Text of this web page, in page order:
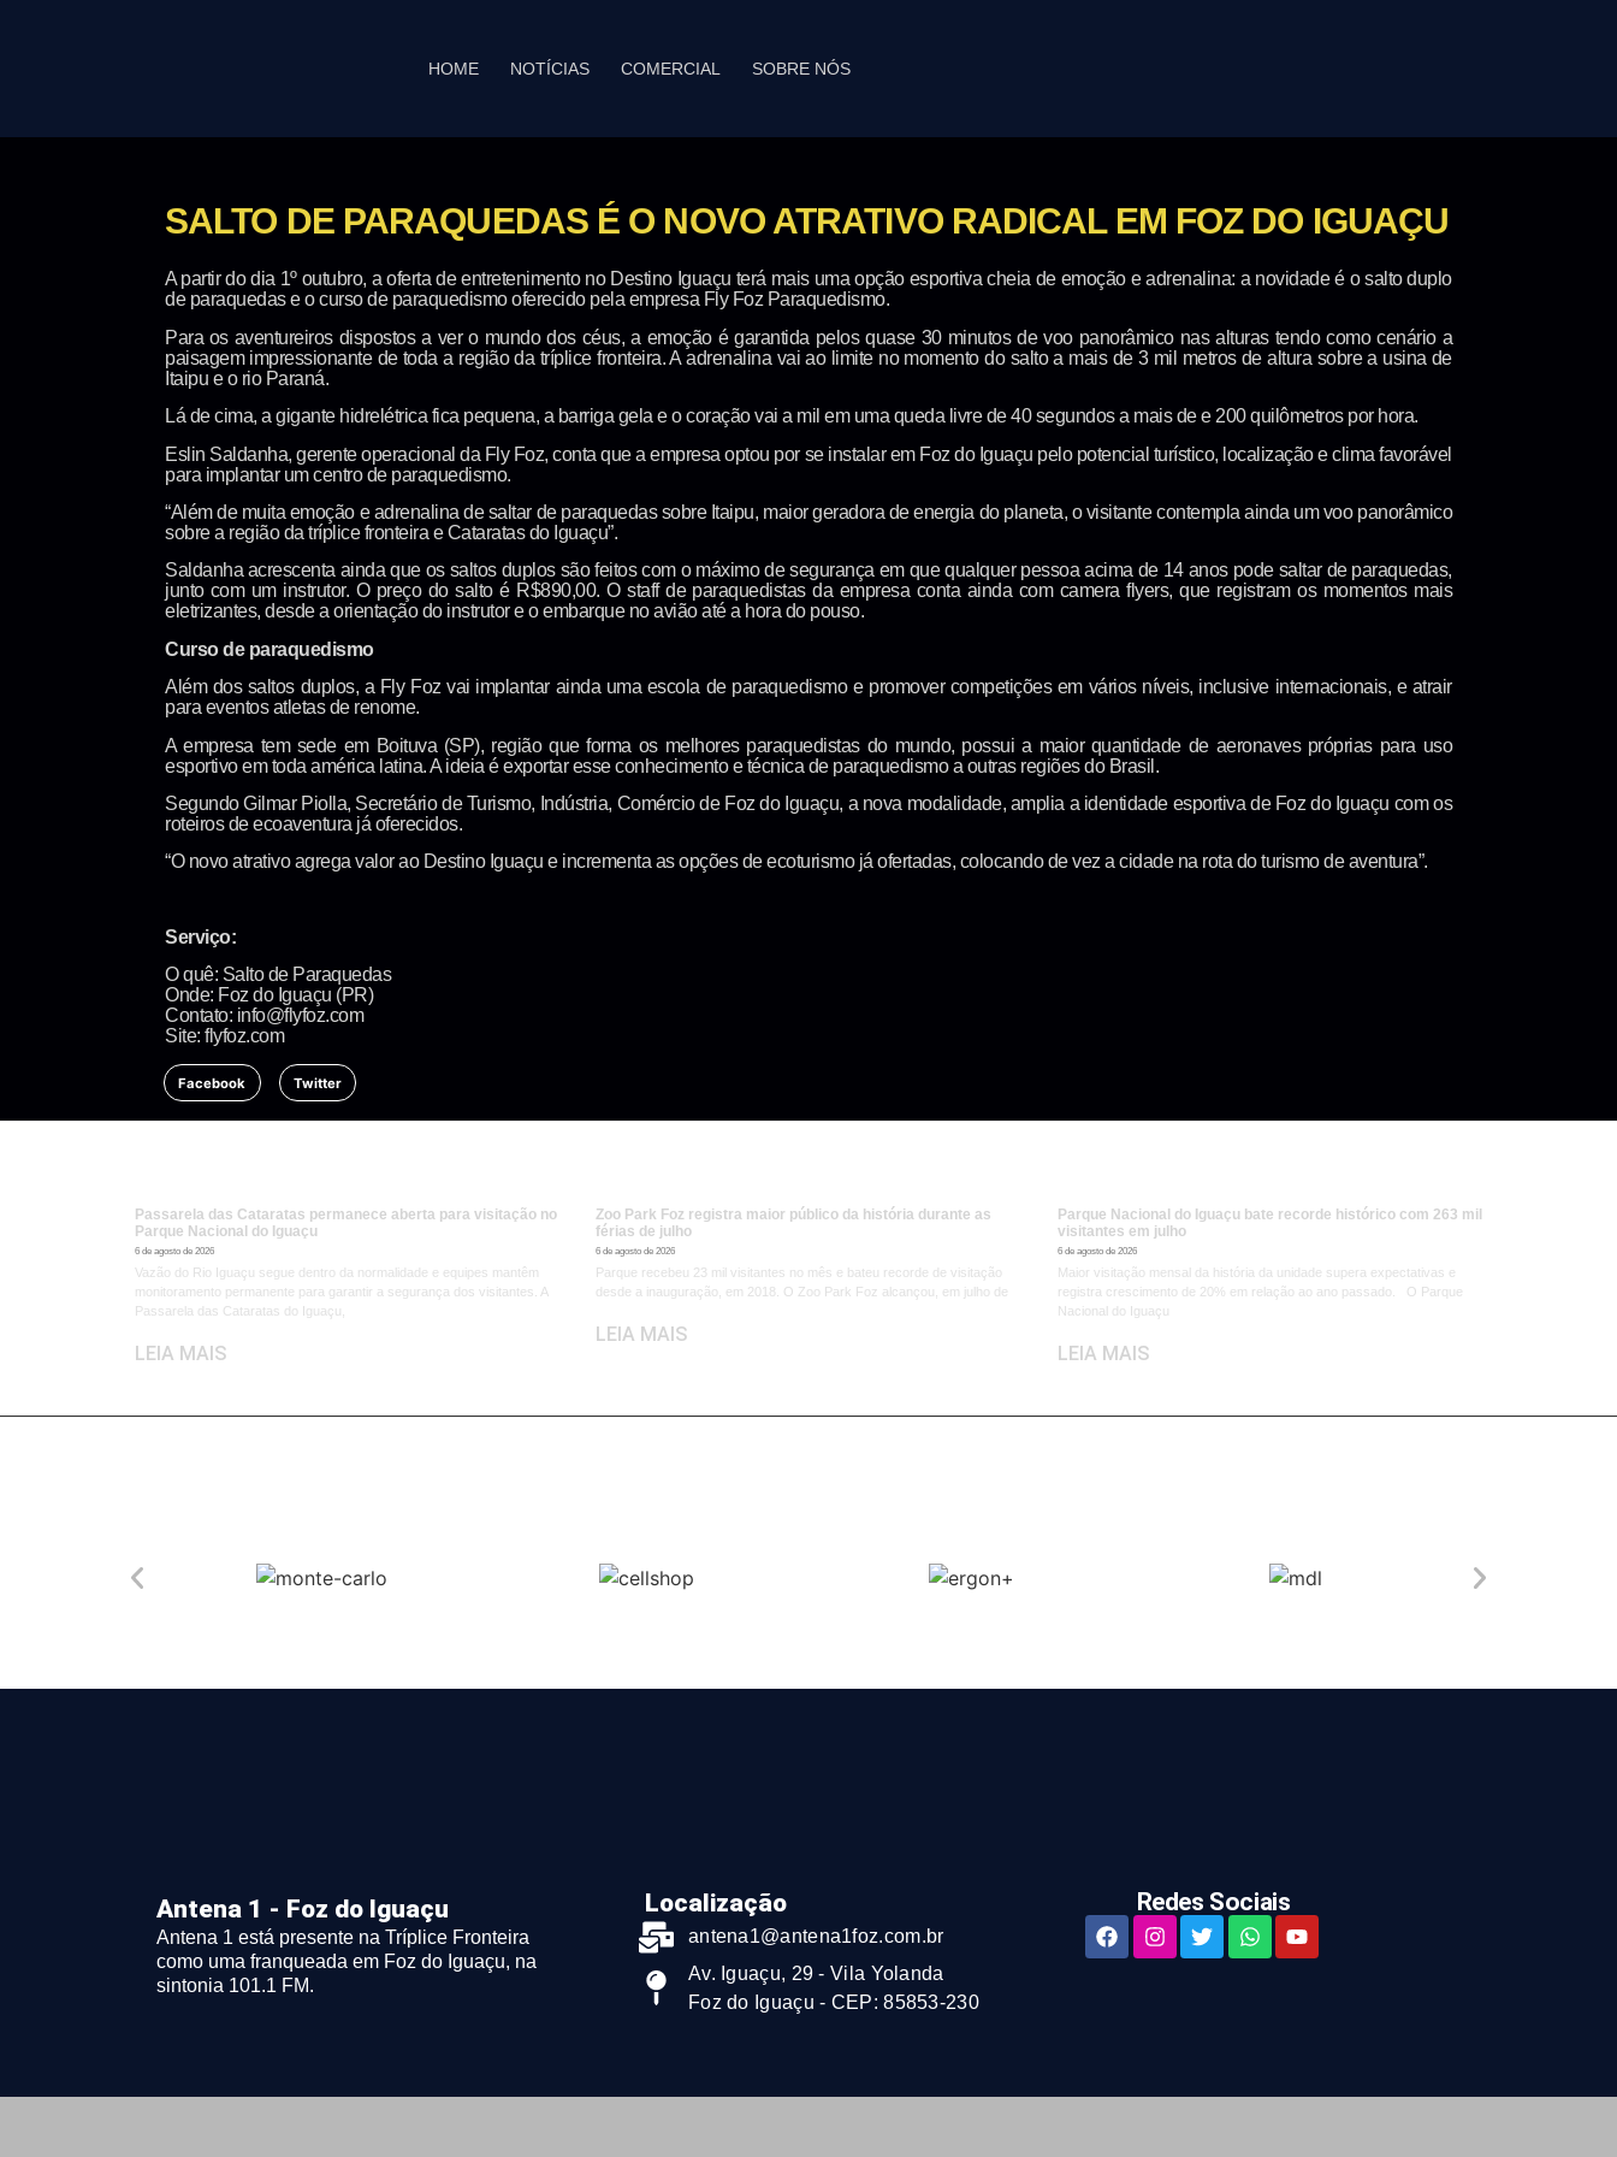
HOME NOTÍCIAS COMERCIAL SOBRE NÓS
SALTO DE PARAQUEDAS É O NOVO ATRATIVO RADICAL EM FOZ DO IGUAÇU
A partir do dia 1º outubro, a oferta de entretenimento no Destino Iguaçu terá mais uma opção esportiva cheia de emoção e adrenalina: a novidade é o salto duplo
de paraquedas e o curso de paraquedismo oferecido pela empresa Fly Foz Paraquedismo.
Para os aventureiros dispostos a ver o mundo dos céus, a emoção é garantida pelos quase 30 minutos de voo panorâmico nas alturas tendo como cenário a
paisagem impressionante de toda a região da tríplice fronteira. A adrenalina vai ao limite no momento do salto a mais de 3 mil metros de altura sobre a usina de
Itaipu e o rio Paraná.
Lá de cima, a gigante hidrelétrica fica pequena, a barriga gela e o coração vai a mil em uma queda livre de 40 segundos a mais de e 200 quilômetros por hora.
Eslin Saldanha, gerente operacional da Fly Foz, conta que a empresa optou por se instalar em Foz do Iguaçu pelo potencial turístico, localização e clima favorável
para implantar um centro de paraquedismo.
“Além de muita emoção e adrenalina de saltar de paraquedas sobre Itaipu, maior geradora de energia do planeta, o visitante contempla ainda um voo panorâmico
sobre a região da tríplice fronteira e Cataratas do Iguaçu”.
Saldanha acrescenta ainda que os saltos duplos são feitos com o máximo de segurança em que qualquer pessoa acima de 14 anos pode saltar de paraquedas,
junto com um instrutor. O preço do salto é R$890,00. O staff de paraquedistas da empresa conta ainda com camera flyers, que registram os momentos mais
eletrizantes, desde a orientação do instrutor e o embarque no avião até a hora do pouso.
Curso de paraquedismo
Além dos saltos duplos, a Fly Foz vai implantar ainda uma escola de paraquedismo e promover competições em vários níveis, inclusive internacionais, e atrair
para eventos atletas de renome.
A empresa tem sede em Boituva (SP), região que forma os melhores paraquedistas do mundo, possui a maior quantidade de aeronaves próprias para uso
esportivo em toda américa latina. A ideia é exportar esse conhecimento e técnica de paraquedismo a outras regiões do Brasil.
Segundo Gilmar Piolla, Secretário de Turismo, Indústria, Comércio de Foz do Iguaçu, a nova modalidade, amplia a identidade esportiva de Foz do Iguaçu com os
roteiros de ecoaventura já oferecidos.
“O novo atrativo agrega valor ao Destino Iguaçu e incrementa as opções de ecoturismo já ofertadas, colocando de vez a cidade na rota do turismo de aventura”.
Serviço:
O quê: Salto de Paraquedas
Onde: Foz do Iguaçu (PR)
Contato: info@flyfoz.com
Site: flyfoz.com
Facebook Twitter
Passarela das Cataratas permanece aberta para visitação no
Parque Nacional do Iguaçu
6 de agosto de 2026
Vazão do Rio Iguaçu segue dentro da normalidade e equipes mantêm
monitoramento permanente para garantir a segurança dos visitantes. A
Passarela das Cataratas do Iguaçu,
LEIA MAIS
Zoo Park Foz registra maior público da história durante as
férias de julho
6 de agosto de 2026
Parque recebeu 23 mil visitantes no mês e bateu recorde de visitação
desde a inauguração, em 2018. O Zoo Park Foz alcançou, em julho de
LEIA MAIS
Parque Nacional do Iguaçu bate recorde histórico com 263 mil
visitantes em julho
6 de agosto de 2026
Maior visitação mensal da história da unidade supera expectativas e
registra crescimento de 20% em relação ao ano passado. O Parque
Nacional do Iguaçu
LEIA MAIS
Antena 1 - Foz do Iguaçu
Antena 1 está presente na Tríplice Fronteira
como uma franqueada em Foz do Iguaçu, na
sintonia 101.1 FM.
Localização
antena1@antena1foz.com.br
Av. Iguaçu, 29 - Vila Yolanda
Foz do Iguaçu - CEP: 85853-230
Redes Sociais